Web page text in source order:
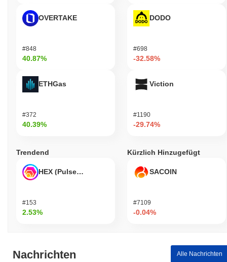
OVERTAKE
#848
40.87%
ETHGas
#372
40.39%
DODO
#698
-32.58%
Viction
#1190
-29.74%
Trendend
HEX (Pulsechain)
#153
2.53%
Kürzlich Hinzugefügt
SACOIN
#7109
-0.04%
Nachrichten Alle Nachrichten